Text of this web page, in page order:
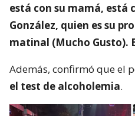
está con su mamá, está
González, quien es su
matinal (Mucho Gusto).
Además, confirmó que el
el test de alcoholemia.